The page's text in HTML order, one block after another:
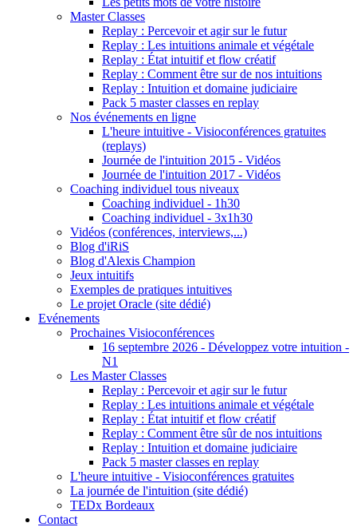
Master Classes
Replay : Percevoir et agir sur le futur
Replay : Les intuitions animale et végétale
Replay : État intuitif et flow créatif
Replay : Comment être sur de nos intuitions
Replay : Intuition et domaine judiciaire
Pack 5 master classes en replay
Nos événements en ligne
L'heure intuitive - Visioconférences gratuites
(replays)
Journée de l'intuition 2015 - Vidéos
Journée de l'intuition 2017 - Vidéos
Coaching individuel tous niveaux
Coaching individuel - 1h30
Coaching individuel - 3x1h30
Vidéos (conférences, interviews,...)
Blog d'iRiS
Blog d'Alexis Champion
Jeux intuitifs
Exemples de pratiques intuitives
Le projet Oracle (site dédié)
Evénements
Prochaines Visioconférences
16 septembre 2026 - Développez votre intuition -
N1
Les Master Classes
Replay : Percevoir et agir sur le futur
Replay : Les intuitions animale et végétale
Replay : État intuitif et flow créatif
Replay : Comment être sûr de nos intuitions
Replay : Intuition et domaine judiciaire
Pack 5 master classes en replay
L'heure intuitive - Visioconférences gratuites
La journée de l'intuition (site dédié)
TEDx Bordeaux
Contact